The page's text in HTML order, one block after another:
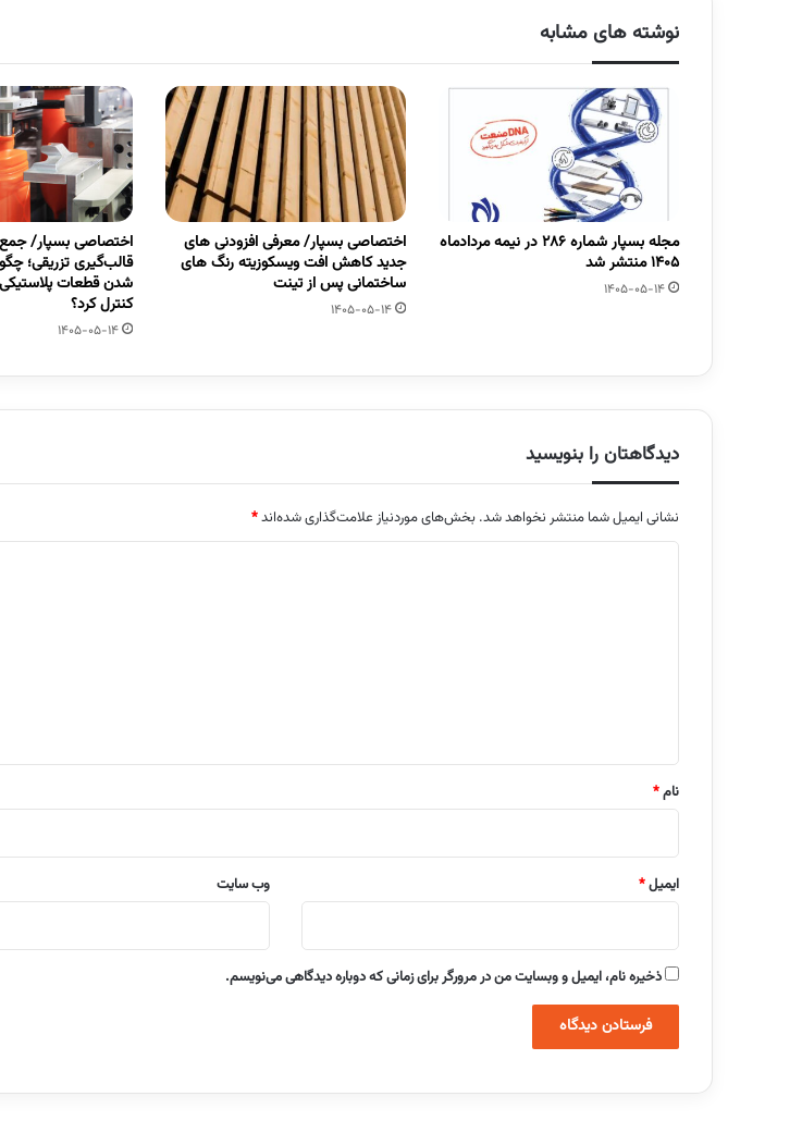
نوشته های مشابه
مجله بسپار شماره 286 در نیمه مردادماه
1405 منتشر شد
1405-05-14
اختصاصی بسپار/ معرفی افزودنی های
جدید کاهش افت ویسکوزیته رنگ های
ساختمانی پس از تینت
1405-05-14
اختصاصی بسپار/
قالب‌گیری تزریقی؛
شدن قطعات پلاستیکی
کنترل کرد؟
1405-05-14
دیدگاهتان را بنویسید
نشانی ایمیل شما منتشر نخواهد شد. بخش‌های موردنیاز علامت‌گذاری شده‌اند*
نام*
ایمیل* وب‌ سایت
ذخیره نام، ایمیل و وبسایت من در مرورگر برای زمانی که دوباره دیدگاهی می‌نویسم.